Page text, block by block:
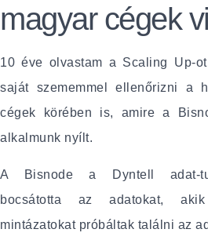
magyar cégek
10 éve olvastam a Scaling Up-
saját szememmel ellenőrizni a
cégek körében is, amire a
alkalmunk nyílt.
A Bisnode a Dyntell adat-
bocsátotta az adatokat,
mintázatokat próbáltak találni az